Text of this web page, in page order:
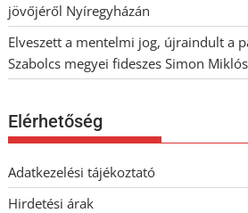
jövőjéről Nyíregyházán
Elveszett a mentelmi jog, újraindult a
Szabolcs megyei fideszes Simon
Elérhetőség
Adatkezelési tájékoztató
Hirdetési árak